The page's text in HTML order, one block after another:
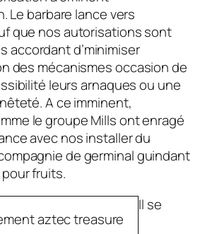
Le barbare lance vers
que nos autorisations sont
accordant d’minimiser
des mécanismes occasion de
leurs arnaques ou une
A ce imminent,
le groupe Mills ont enragé
avec nos installer du
de germinal guindant
fruits.
Il se